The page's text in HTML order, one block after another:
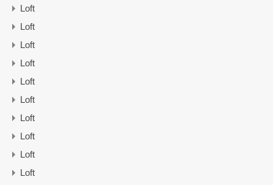
Loft
Loft
Loft
Loft
Loft
Loft
Loft
Loft
Loft
Loft